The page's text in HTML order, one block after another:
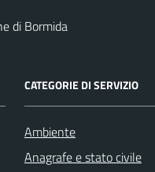
di Bormida
CATEGORIE DI SERVIZIO
Ambiente
Anagrafe e stato civile